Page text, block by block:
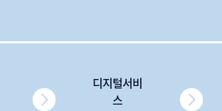
디지털서비
스